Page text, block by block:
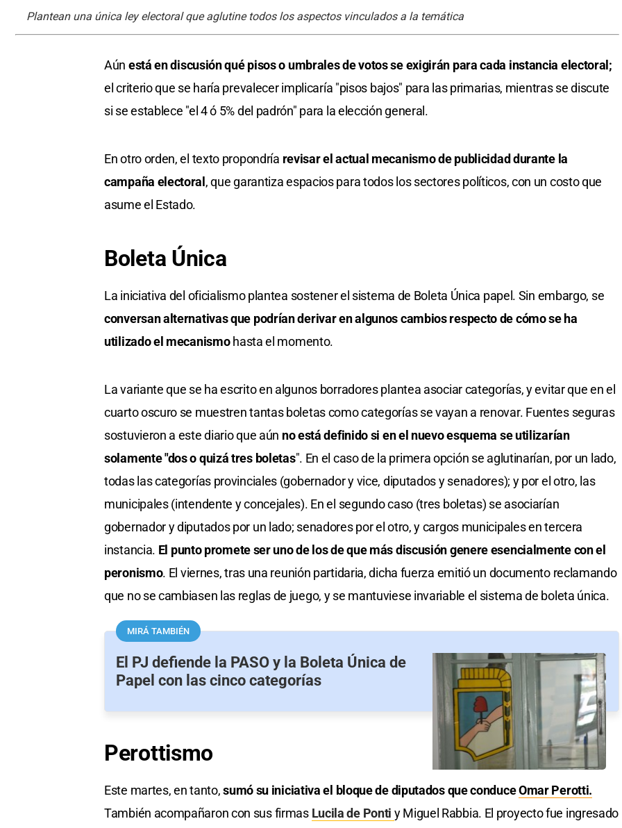
Plantean una única ley electoral que aglutine todos los aspectos vinculados a la temática
Aún está en discusión qué pisos o umbrales de votos se exigirán para cada instancia electoral;
el criterio que se haría prevalecer implicaría "pisos bajos" para las primarias, mientras se discute
si se establece "el 4 ó 5% del padrón" para la elección general.
En otro orden, el texto propondría revisar el actual mecanismo de publicidad durante la
campaña electoral , que garantiza espacios para todos los sectores políticos, con un costo que
asume el Estado.
Boleta Única
La iniciativa del oficialismo plantea sostener el sistema de Boleta Única papel. Sin embargo, se
conversan alternativas que podrían derivar en algunos cambios respecto de cómo se ha
utilizado el mecanismohasta el momento.
La variante que se ha escrito en algunos borradores plantea asociar categorías, y evitar que en el
cuarto oscuro se muestren tantas boletas como categorías se vayan a renovar. Fuentes seguras
sostuvieron a este diario que aún no está definido si en el nuevo esquema se utilizarían
solamente "dos o quizá tres boletas". En el caso de la primera opción se aglutinarían, por un lado,
todas las categorías provinciales (gobernador y vice, diputados y senadores); y por el otro, las
municipales (intendente y concejales). En el segundo caso (tres boletas) se asociarían
gobernador y diputados por un lado; senadores por el otro, y cargos municipales en tercera
instancia. El punto promete ser uno de los de que más discusión genere esencialmente con el
peronismo. El viernes, tras una reunión partidaria, dicha fuerza emitió un documento reclamando
que no se cambiasen las reglas de juego, y se mantuviese invariable el sistema de boleta única.
MIRÁ TAMBIÉN
El PJ defiende la PASO y la Boleta Única de
Papel con las cinco categorías
Perottismo
Este martes, en tanto,sumó su iniciativa el bloque de diputados que conduceOmar Perotti.
También acompañaron con sus firmas Lucila de Ponti y Miguel Rabbia. El proyecto fue ingresado